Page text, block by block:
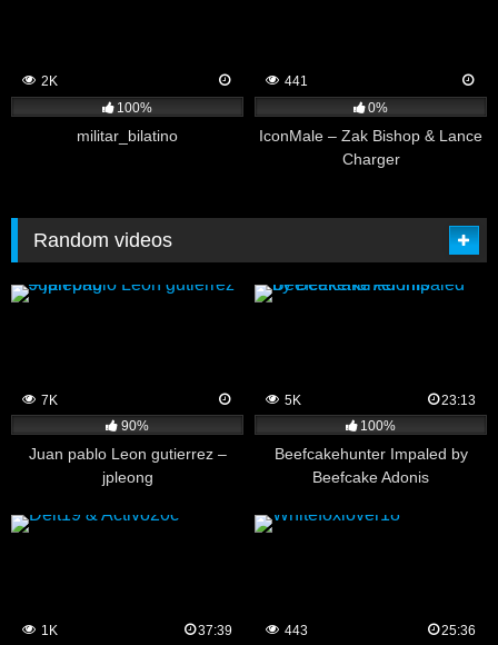
2K
100%
militar_bilatino
441
0%
IconMale – Zak Bishop & Lance
Charger
Random videos
7K
90%
Juan pablo Leon gutierrez –
jpleong
5K
23:13
100%
Beefcakehunter Impaled by
Beefcake Adonis
1K
37:39
443
25:36